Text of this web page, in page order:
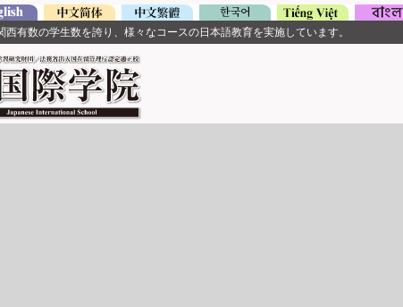
有数の学生数を誇り、様々なコースの日本語教育を実施しています。